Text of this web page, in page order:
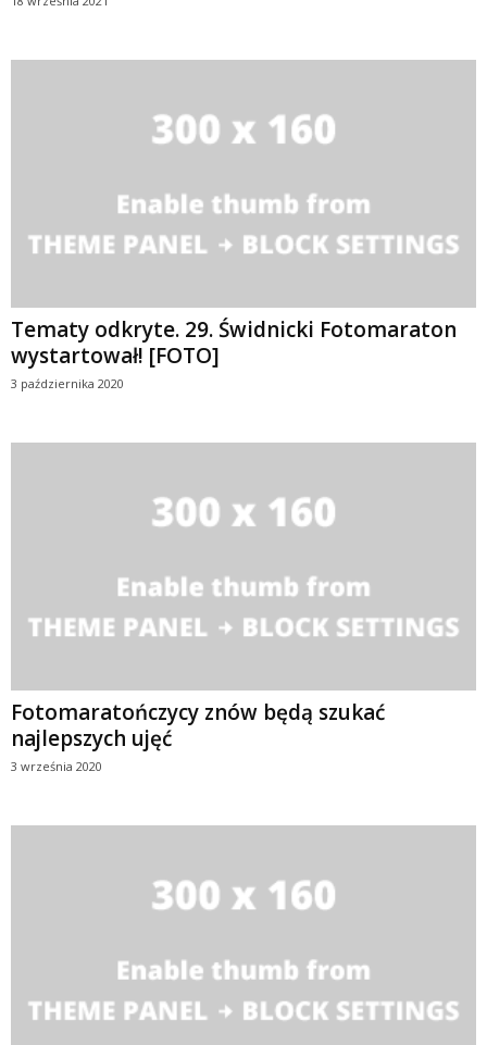
Tematy odkryte. 29. Świdnicki Fotomaraton
wystartował! [FOTO]
3 października 2020
Fotomaratończycy znów będą szukać
najlepszych ujęć
3 września 2020